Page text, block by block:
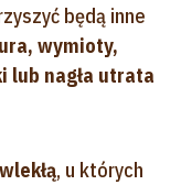
będą inne
wymioty,
lub nagła utrata
, u których